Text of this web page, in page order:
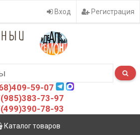
Вход Регистрация
59-07
73-97
78-93
Каталог товаров